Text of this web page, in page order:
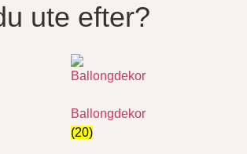
ute efter?
Ballongdekor
(20)